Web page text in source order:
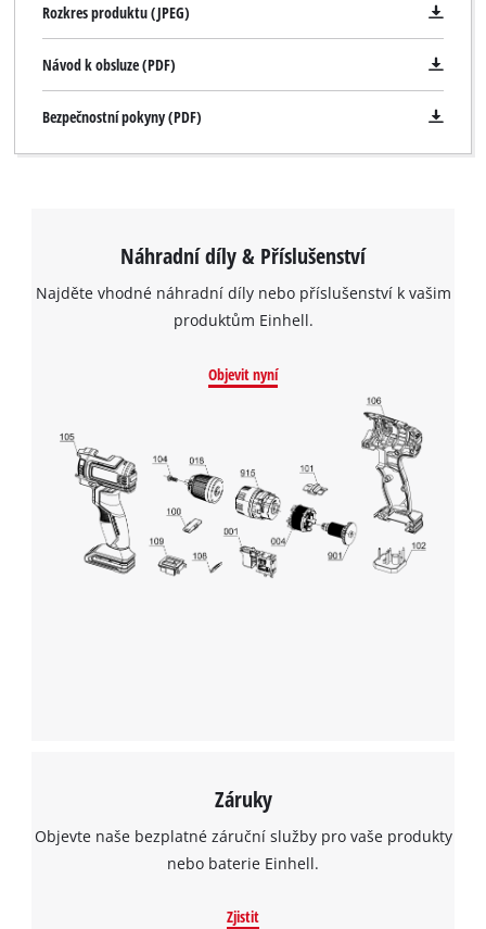
Rozkres produktu (JPEG)
Návod k obsluze (PDF)
Bezpečnostní pokyny (PDF)
Náhradní díly & Příslušenství
Najděte vhodné náhradní díly nebo příslušenství k vašim
produktům Einhell.
Objevit nyní
Záruky
Objevte naše bezplatné záruční služby pro vaše produkty
nebo baterie Einhell.
Zjistit